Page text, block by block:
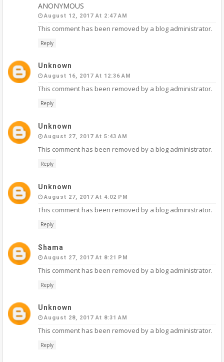
ANONYMOUS
August 12, 2017 At 2:47 AM
This comment has been removed by a blog administrator.
Reply
Unknown
August 16, 2017 At 12:36 AM
This comment has been removed by a blog administrator.
Reply
Unknown
August 27, 2017 At 5:43 AM
This comment has been removed by a blog administrator.
Reply
Unknown
August 27, 2017 At 4:02 PM
This comment has been removed by a blog administrator.
Reply
Shama
August 27, 2017 At 8:21 PM
This comment has been removed by a blog administrator.
Reply
Unknown
August 28, 2017 At 8:31 AM
This comment has been removed by a blog administrator.
Reply